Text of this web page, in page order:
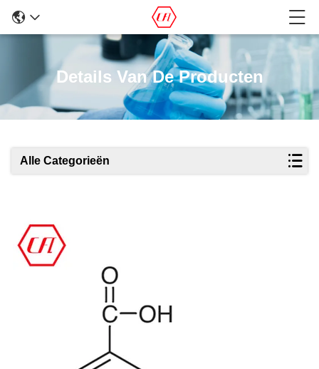
Details Van De Producten
Alle Categorieën